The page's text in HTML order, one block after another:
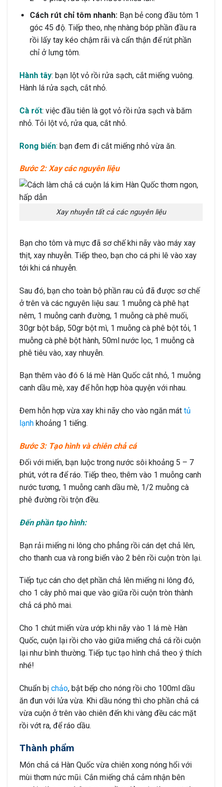
Cách rút chỉ tôm nhanh:Bạn bẻ cong đầu tôm 1
góc 45 độ. Tiếp theo, nhẹ nhàng bóp phần đầu ra
rồi lấy tay kéo chậm rãi và cẩn thận để rút phần
chỉ ở lưng tôm.
Hành tây: bạn lột vỏ rồi rửa sạch, cắt miếng vuông.
Hành lá rửa sạch, cắt nhỏ.
Cà rốt: việc đầu tiên là gọt vỏ rồi rửa sạch và băm
nhỏ. Tỏi lột vỏ, rửa qua, cắt nhỏ.
Rong biển: bạn đem đi cắt miếng nhỏ vừa ăn.
Bước 2: Xay các nguyên liệu
Xay nhuyễn tất cả các nguyên liệu
Bạn cho tôm và mực đã sơ chế khi nãy vào máy xay
thịt, xay nhuyễn. Tiếp theo, bạn cho cá phi lê vào xay
tới khi cá nhuyễn.
Sau đó, bạn cho toàn bộ phần rau củ đã được sơ chế
ở trên và các nguyên liệu sau: 1 muỗng cà phê hạt
nêm, 1 muỗng canh đường, 1 muỗng cà phê muối,
30gr bột bắp, 50gr bột mì, 1 muỗng cà phê bột tỏi, 1
muỗng cà phê bột hành, 50ml nước lọc, 1 muỗng cà
phê tiêu vào, xay nhuyễn.
Bạn thêm vào đó 6 lá mè Hàn Quốc cắt nhỏ, 1 muỗng
canh dầu mè, xay để hỗn hợp hòa quyện với nhau.
Đem hỗn hợp vừa xay khi nãy cho vào ngăn mát tủ
lạnh khoảng 1 tiếng.
Bước 3: Tạo hình và chiên chả cá
Đối với miến, bạn luộc trong nước sôi khoảng 5 – 7
phút, vớt ra để ráo. Tiếp theo, thêm vào 1 muỗng canh
nước tương, 1 muỗng canh dầu mè, 1/2 muỗng cà
phê đường rồi trộn đều.
Đến phần tạo hình:
Bạn rải miếng ni lông cho phẳng rồi cán dẹt chả lên,
cho thanh cua và rong biển vào 2 bên rồi cuộn tròn lại.
Tiếp tục cán cho dẹt phần chả lên miếng ni lông đó,
cho 1 cây phô mai que vào giữa rồi cuộn tròn thành
chả cá phô mai.
Cho 1 chút miến vừa ướp khi nãy vào 1 lá mè Hàn
Quốc, cuộn lại rồi cho vào giữa miếng chả cá rồi cuộn
lại như bình thường. Tiếp tục tạo hình chả theo ý thích
nhé!
Chuẩn bị chảo, bật bếp cho nóng rồi cho 100ml dầu
ăn đun với lửa vừa. Khi dầu nóng thì cho phần chả cá
vừa cuộn ở trên vào chiên đến khi vàng đều các mặt
rồi vớt ra, để ráo dầu.
Thành phẩm
Món chả cá Hàn Quốc vừa chiên xong nóng hổi với
mùi thơm nức mũi. Cắn miếng chả cảm nhận bên